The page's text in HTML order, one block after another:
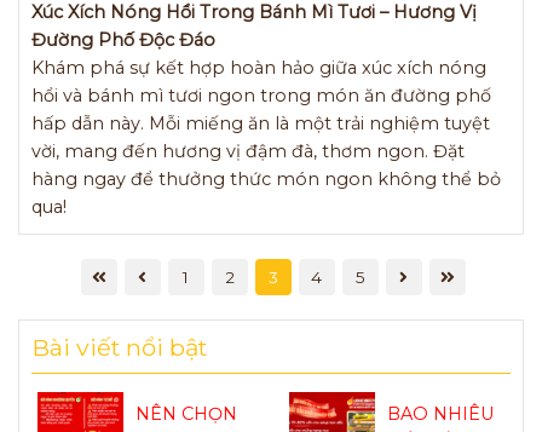
Xúc Xích Nóng Hổi Trong Bánh Mì Tươi – Hương Vị
Đường Phố Độc Đáo
Khám phá sự kết hợp hoàn hảo giữa xúc xích nóng
hổi và bánh mì tươi ngon trong món ăn đường phố
hấp dẫn này. Mỗi miếng ăn là một trải nghiệm tuyệt
vời, mang đến hương vị đậm đà, thơm ngon. Đặt
hàng ngay để thưởng thức món ngon không thể bỏ
qua!
1 2 3 4 5
Bài viết nổi bật
NÊN CHỌN
BAO NHIÊU